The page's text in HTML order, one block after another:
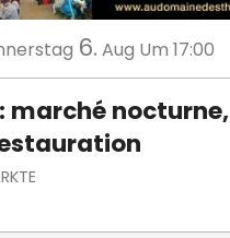
6. Aug Um 17:00
marché nocturne,